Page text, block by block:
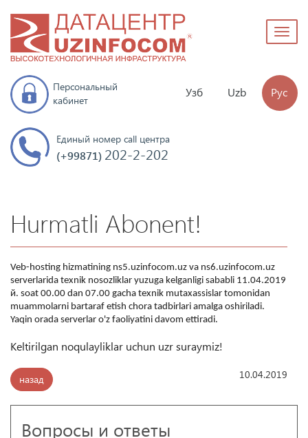
Узб Uzb Рус
Персональный
кабинет
Единый номер call центра
(+99871) 202-2-202
Hurmatli Abonent!
Veb-hosting hizmatining ns5.uzinfocom.uz va ns6.uzinfocom.uz
serverlarida texnik nosozliklar yuzuga kelganligi sababli 11.04.2019
й. soat 00.00 dan 07.00 gacha texnik mutaxassislar tomonidan
muammolarni bartaraf etish chora tadbirlari amalga oshiriladi.
Yaqin orada serverlar o'z faoliyatini davom ettiradi.
Keltirilgan noqulayliklar uchun uzr suraymiz!
назад 10.04.2019
Вопросы и ответы